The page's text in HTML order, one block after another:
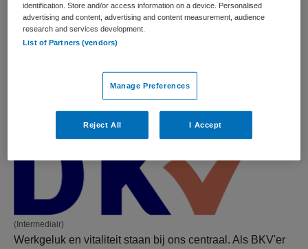
Deze vacature Arts arbeid en gezondheid in de rol van
bedrijfsarts bij BKV is niet meer actueel. Hieronder staan
enkele vergelijkbare vacatures die voor u wellicht
(Intermediair)
Werkgeluk en vitaliteit staan bij ons centraal. Als BKV'er
identification. Store and/or access information on a device. Personalised
advertising and content, advertising and content measurement, audience
research and services development.
List of Partners (vendors)
Manage Preferences
Reject All I Accept